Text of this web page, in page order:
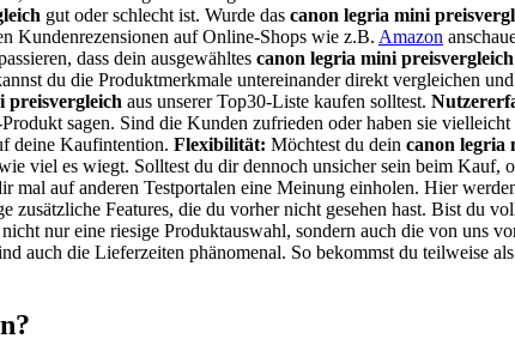
gut oder schlecht ist. Wurde das canon legria mini
Kundenrezensionen auf Online-Shops wie z.B. Amazon
dass dein ausgewähltes canon legria mini preisvergleich
du die Produktmerkmale untereinander direkt vergleichen
preisvergleich aus unserer Top30-Liste kaufen solltest.
sagen. Sind die Kunden zufrieden oder haben sie
deine Kaufintention. Flexibilität: Möchtest du dein canon legria
viel es wiegt. Solltest du dir dennoch unsicher sein beim Kauf,
auf anderen Testportalen eine Meinung einholen. Hier
zusätzliche Features, die du vorher nicht gesehen hast. Bist du
nur eine riesige Produktauswahl, sondern auch die von uns
auch die Lieferzeiten phänomenal. So bekommst du teilweise